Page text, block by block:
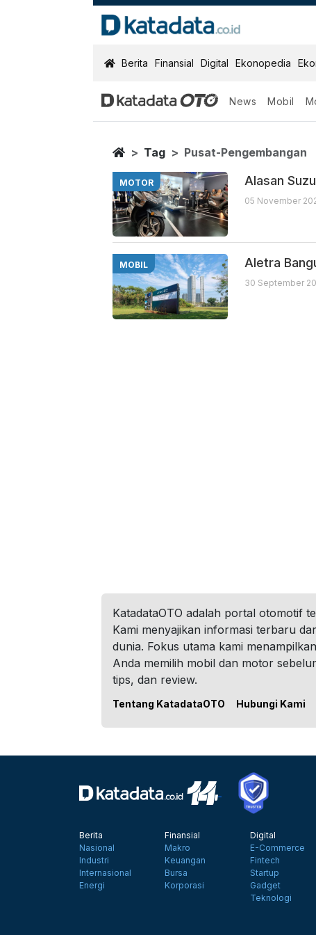
KatadataOTO
Berita Finansial Digital Ekonopedia
News Mobil
Pusat
Berita Terbaru
Home
Tag Pusat-Pengembangan
MOTOR Alasan
05 November
MOBIL Aletra
30 September
KatadataOTO adalah portal otomotif
Kami menyajikan informasi terbaru
dunia. Fokus utama kami
Anda memilih mobil dan motor
tips, dan review.
Tentang KatadataOTO Hubungi Kami
Berita
Nasional
Industri
Internasional
Energi
Finansial
Makro
Keuangan
Bursa
Korporasi
Digital
E-Commerce
Fintech
Startup
Gadget
Teknologi